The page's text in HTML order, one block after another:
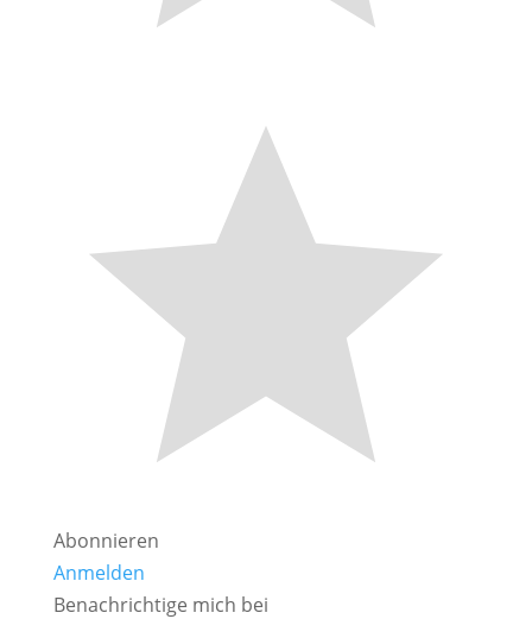
Abonnieren
Anmelden
Benachrichtige mich bei